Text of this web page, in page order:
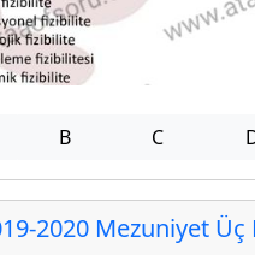
B C
2020 Mezuniyet Üç